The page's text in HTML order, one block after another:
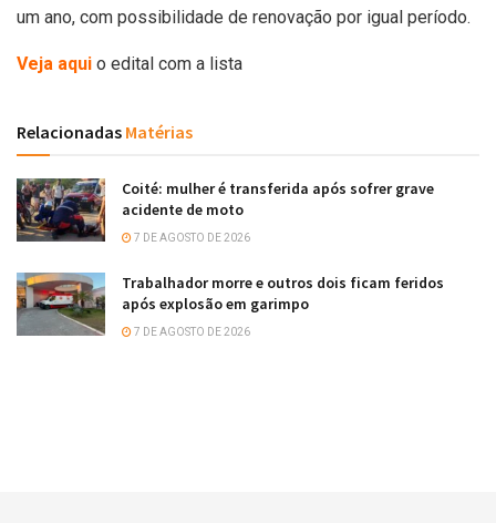
um ano, com possibilidade de renovação por igual período.
Veja aqui o edital com a lista
Relacionadas Matérias
Coité: mulher é transferida após sofrer grave
acidente de moto
7 DE AGOSTO DE 2026
Trabalhador morre e outros dois ficam feridos
após explosão em garimpo
7 DE AGOSTO DE 2026